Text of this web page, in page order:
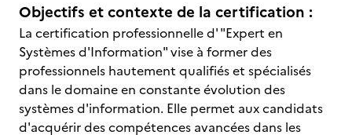
Objectifs et contexte de la certification :
La certification professionnelle d' "Expert en
Systèmes d'Information" vise à former des
professionnels hautement qualifiés et spécialisés
dans le domaine en constante évolution des
systèmes d'information. Elle permet aux candidats
d'acquérir des compétences avancées dans les